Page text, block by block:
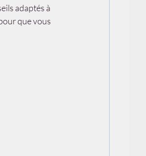
adaptés à
que vous